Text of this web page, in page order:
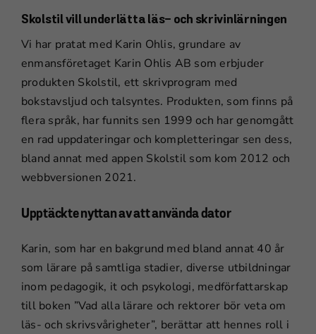
Skolstil vill underlätta läs- och skrivinlärningen
Vi har pratat med Karin Ohlis, grundare av
enmansföretaget Karin Ohlis AB som erbjuder
produkten Skolstil, ett skrivprogram med
bokstavsljud och talsyntes. Produkten, som finns på
flera språk, har funnits sen 1999 och har genomgått
en rad uppdateringar och kompletteringar sen dess,
bland annat med appen Skolstil som kom 2012 och
webbversionen 2021.
Upptäckte nyttan av att använda dator
Karin, som har en bakgrund med bland annat 40 år
som lärare på samtliga stadier, diverse utbildningar
inom pedagogik, it och psykologi, medförfattarskap
till boken ”Vad alla lärare och rektorer bör veta om
läs- och skrivsvårigheter”, berättar att hennes roll i